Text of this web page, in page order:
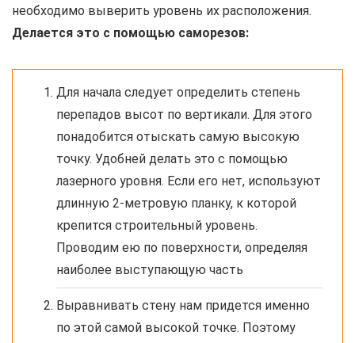
необходимо выверить уровень их расположения.
Делается это с помощью саморезов:
Для начала следует определить степень
перепадов высот по вертикали. Для этого
понадобится отыскать самую высокую
точку. Удобней делать это с помощью
лазерного уровня. Если его нет, используют
длинную 2-метровую планку, к которой
крепится строительный уровень.
Проводим ею по поверхности, определяя
наиболее выступающую часть
Выравнивать стену нам придется именно
по этой самой высокой точке. Поэтому